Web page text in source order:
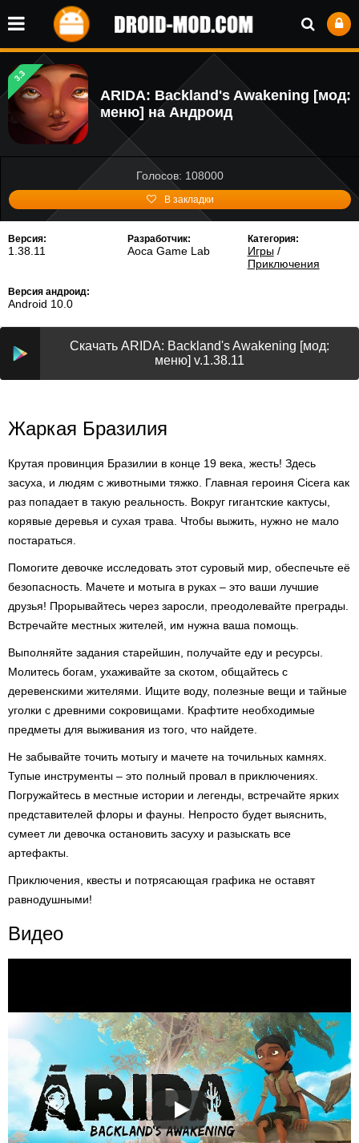
3.3
ARIDA: Backland's Awakening [мод:
меню] на Андроид
Голосов: 108000
В закладки
Версия:
1.38.11
Разработчик:
Aoca Game Lab
Категория:
Игры/
Приключения
Версия андроид:
Android 10.0
Скачать ARIDA: Backland's Awakening [мод:
меню] v.1.38.11
Жаркая Бразилия
Крутая провинция Бразилии в конце 19 века, жесть! Здесь
засуха, и людям с животными тяжко. Главная героиня Cicera как
раз попадает в такую реальность. Вокруг гигантские кактусы,
корявые деревья и сухая трава. Чтобы выжить, нужно не мало
постараться.
Помогите девочке исследовать этот суровый мир, обеспечьте её
безопасность. Мачете и мотыга в руках – это ваши лучшие
друзья! Прорывайтесь через заросли, преодолевайте преграды.
Встречайте местных жителей, им нужна ваша помощь.
Выполняйте задания старейшин, получайте еду и ресурсы.
Молитесь богам, ухаживайте за скотом, общайтесь с
деревенскими жителями. Ищите воду, полезные вещи и тайные
уголки с древними сокровищами. Крафтите необходимые
предметы для выживания из того, что найдете.
Не забывайте точить мотыгу и мачете на точильных камнях.
Тупые инструменты – это полный провал в приключениях.
Погружайтесь в местные истории и легенды, встречайте ярких
представителей флоры и фауны. Непросто будет выяснить,
сумеет ли девочка остановить засуху и разыскать все
артефакты.
Приключения, квесты и потрясающая графика не оставят
равнодушными!
Видео